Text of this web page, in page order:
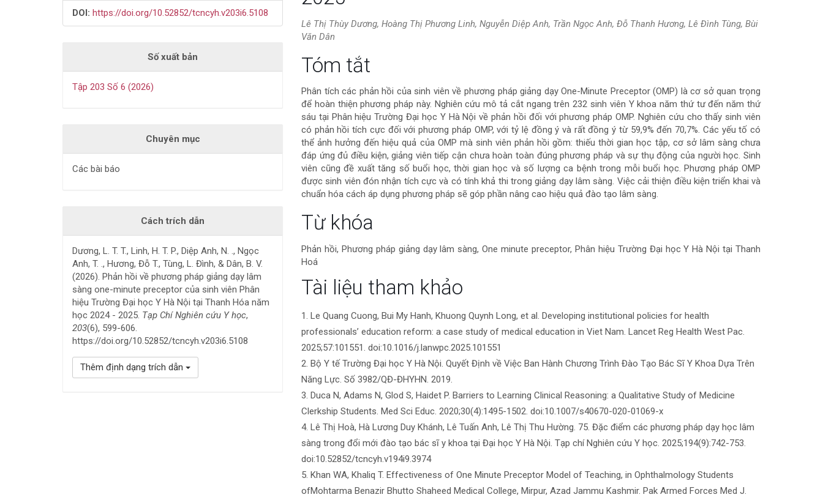
DOI: https://doi.org/10.52852/tcncyh.v203i6.5108
Số xuất bản
Tập 203 Số 6 (2026)
Chuyên mục
Các bài báo
Cách trích dẫn
Dương, L. T. T., Linh, H. T. P., Diệp Anh, N. ., Ngọc
Anh, T. ., Hương, Đỗ T., Tùng, L. Đình, & Dân, B. V.
(2026). Phản hồi về phương pháp giảng dạy lâm
sàng one-minute preceptor của sinh viên Phân
hiệu Trường Đại học Y Hà Nội tại Thanh Hóa năm
học 2024 - 2025. Tạp Chí Nghiên cứu Y học,
203(6), 599-606.
https://doi.org/10.52852/tcncyh.v203i6.5108
Thêm định dạng trích dẫn
Lê Thị Thùy Dương, Hoàng Thị Phương Linh, Nguyễn Diệp Anh, Trần Ngọc Anh, Đỗ Thanh Hương, Lê Đình Tùng, Bùi
Văn Dân
Nội
dung
chính
của
bài
viết
Tóm tắt
Phân tích các phản hồi của sinh viên về phương pháp giảng dạy One-Minute Preceptor (OMP) là cơ sở quan trọng
để hoàn thiện phương pháp này. Nghiên cứu mô tả cắt ngang trên 232 sinh viên Y khoa năm thứ tư đến năm thứ
sáu tại Phân hiệu Trường Đại học Y Hà Nội về phản hồi đối với phương pháp OMP. Nghiên cứu cho thấy sinh viên
có phản hồi tích cực đối với phương pháp OMP, với tỷ lệ đồng ý và rất đồng ý từ 59,9% đến 70,7%. Các yếu tố có
thể ảnh hưởng đến hiệu quả của OMP mà sinh viên phản hồi gồm: thiếu thời gian học tập, cơ sở lâm sàng chưa
đáp ứng đủ điều kiện, giảng viên tiếp cận chưa hoàn toàn đúng phương pháp và sự thụ động của người học. Sinh
viên cũng đề xuất tăng số buổi học, thời gian học và số lượng ca bệnh trong mỗi buổi học. Phương pháp OMP
được sinh viên đón nhận tích cực và có tính khả thi trong giảng dạy lâm sàng. Việc cải thiện điều kiện triển khai và
chuẩn hóa cách áp dụng phương pháp sẽ góp phần nâng cao hiệu quả đào tạo lâm sàng.
Chi
tiết
bài
viết
Từ khóa
Phản hồi, Phương pháp giảng dạy lâm sàng, One minute preceptor, Phân hiệu Trường Đại học Y Hà Nội tại Thanh
Hoá
Tài liệu tham khảo
1. Le Quang Cuong, Bui My Hanh, Khuong Quynh Long, et al. Developing institutional policies for health
professionals’ education reform: a case study of medical education in Viet Nam. Lancet Reg Health West Pac.
2025;57:101551. doi:10.1016/j.lanwpc.2025.101551
2. Bộ Y tế Trường Đại học Y Hà Nội. Quyết Định về Việc Ban Hành Chương Trình Đào Tạo Bác Sĩ Y Khoa Dựa Trên
Năng Lực. Số 3982/QĐ-ĐHYHN. 2019.
3. Duca N, Adams N, Glod S, Haidet P. Barriers to Learning Clinical Reasoning: a Qualitative Study of Medicine
Clerkship Students. Med Sci Educ. 2020;30(4):1495-1502. doi:10.1007/s40670-020-01069-x
4. Lê Thị Hoà, Hà Lương Duy Khánh, Lê Tuấn Anh, Lê Thị Thu Hường. 75. Đặc điểm các phương pháp dạy học lâm
sàng trong đổi mới đào tạo bác sĩ y khoa tại Đại học Y Hà Nội. Tạp chí Nghiên cứu Y học. 2025;194(9):742-753.
doi:10.52852/tcncyh.v194i9.3974
5. Khan WA, Khaliq T. Effectiveness of One Minute Preceptor Model of Teaching, in Ophthalmology Students
ofMohtarma Benazir Bhutto Shaheed Medical College, Mirpur, Azad Jammu Kashmir. Pak Armed Forces Med J.